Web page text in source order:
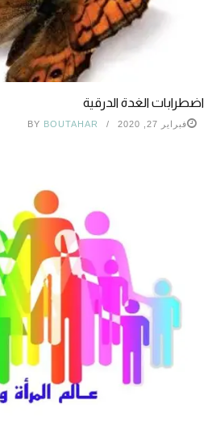
اضطرابات الغدة الدرقية
فبراير 27, 2020 BY BOUTAHAR